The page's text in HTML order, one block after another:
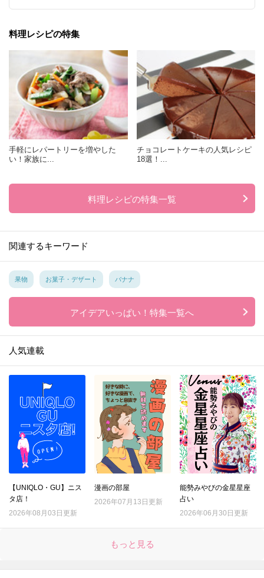
料理レシピの特集
手軽にレパートリーを増やした
い！家族に...
チョコレートケーキの人気レシピ
18選！...
料理レシピの特集一覧
関連するキーワード
果物 お菓子・デザート バナナ
アイデアいっぱい！特集一覧へ
人気連載
【UNIQLO・GU】ニス
タ店！
2026年08月03日更新
漫画の部屋
2026年07月13日更新
能勢みやびの金星星座
占い
2026年06月30日更新
もっと見る